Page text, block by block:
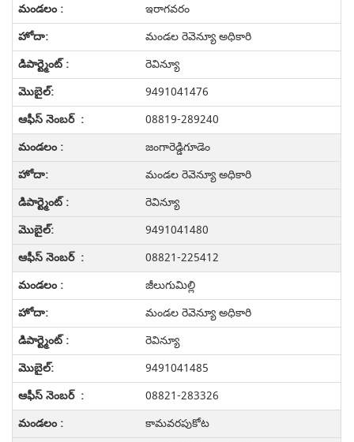
ఇరాగవరం
మండల రెవెన్యూ అధికారి
రెవిన్యూ
9491041476
08819-289240
జంగారెడ్డిగూడెం
మండల రెవెన్యూ అధికారి
రెవిన్యూ
9491041480
08821-225412
జీలుగుమిల్లి
మండల రెవెన్యూ అధికారి
రెవిన్యూ
9491041485
08821-283326
కామవరపుకోట